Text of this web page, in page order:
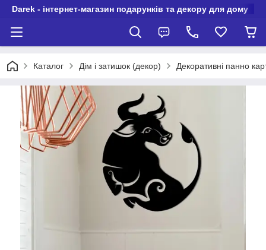
Darek - інтернет-магазин подарунків та декору для дому
Каталог Дім і затишок (декор) Декоративні панно